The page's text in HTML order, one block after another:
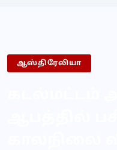
ஆஸ்திரேலியா